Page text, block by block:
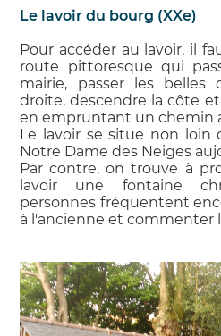
Le lavoir du bourg (XXe)
Pour accéder au lavoir, il
route pittoresque qui
mairie, passer les belles
droite, descendre la côte
en empruntant un chemin
Le lavoir se situe non loin
Notre Dame des Neiges
Par contre, on trouve à
lavoir une fontaine
personnes fréquentent
à l'ancienne et commenter